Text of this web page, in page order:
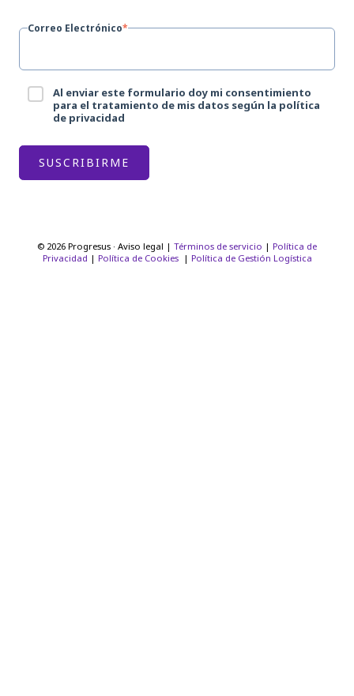
Correo Electrónico*
Al enviar este formulario doy mi consentimiento
para el tratamiento de mis datos según la política
de privacidad
© 2026 Progresus · Aviso legal | Términos de servicio | Política de
Privacidad | Política de Cookies| Política de Gestión Logística